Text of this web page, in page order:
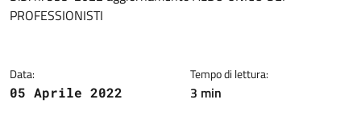
PROFESSIONISTI
Data:
05 Aprile 2022
Tempo di lettura:
3 min